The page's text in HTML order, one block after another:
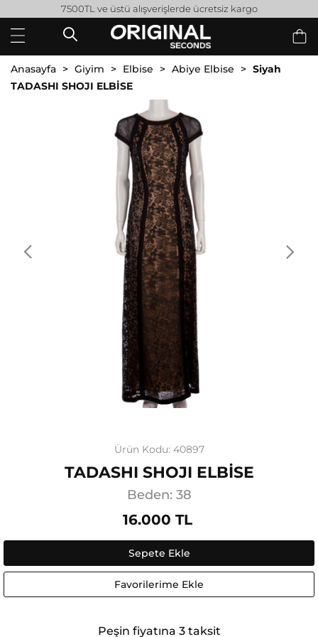
ve üstü alışverişlerde ücretsiz kargo
Anasayfa Giyim Elbise Abiye Elbise
Siyah
TADASHI SHOJI ELBİSE
Ürün Kodu: 40897
TADASHI SHOJI ELBİSE
Beden: 38
16.000 TL
Sepete Ekle
Favorilerime Ekle
Peşin fiyatına 3 taksit